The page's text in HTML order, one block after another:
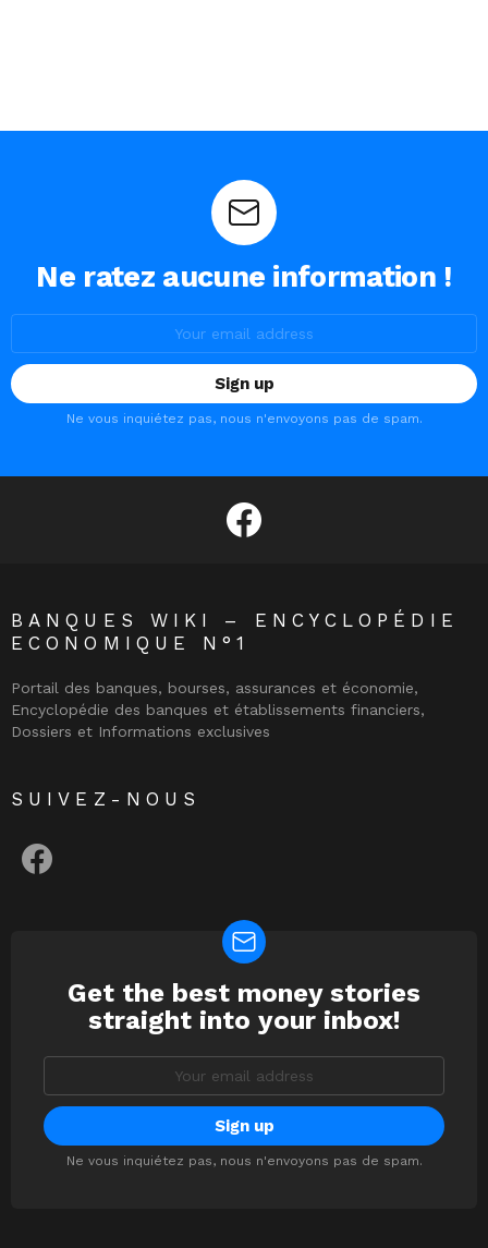
Ne ratez aucune information !
Ne vous inquiétez pas, nous n'envoyons pas de spam.
facebook
BANQUES WIKI – ENCYCLOPÉDIE
ECONOMIQUE N°1
Portail des banques, bourses, assurances et économie,
Encyclopédie des banques et établissements financiers,
Dossiers et Informations exclusives
SUIVEZ-NOUS
NEWSLETTER
Get the best money stories
straight into your inbox!
Ne vous inquiétez pas, nous n'envoyons pas de spam.